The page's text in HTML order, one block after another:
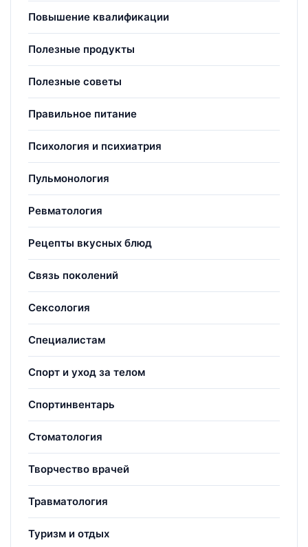
Повышение квалификации
Полезные продукты
Полезные советы
Правильное питание
Психология и психиатрия
Пульмонология
Ревматология
Рецепты вкусных блюд
Связь поколений
Сексология
Специалистам
Спорт и уход за телом
Спортинвентарь
Стоматология
Творчество врачей
Травматология
Туризм и отдых